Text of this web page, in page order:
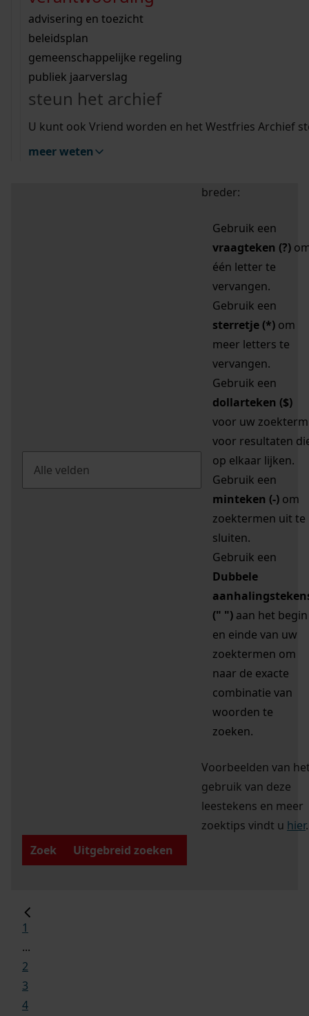
bouwvergunningen
omgevingsvergunningen
vergunningen
beeld en geluid
uitleg nodig?
Wij helpen u op weg met een aantal zoektips.
bekijk alle zoektips
Wij helpen u op weg met een aantal zoektips.
bekijk alle zoektips
bekijk ons geschiedenislokaal
advisering en toezicht
beleidsplan
gemeenschappelijke regeling
publiek jaarverslag
steun het archief
U kunt ook Vriend worden en het Westfries Archief
meer weten
zoektips
Mijn Studiezaal (inloggen)
uw zoekopdracht te
breder:
Gebruik een
vraagteken (?)
één letter te
vervangen.
Gebruik een
sterretje (*) om
meer letters te
vervangen.
Gebruik een
dollarteken ($)
voor uw zoekterm
voor resultaten
op elkaar lijken.
Gebruik een
minteken (-) om
zoektermen uit te
sluiten.
Gebruik een
Dubbele
(" ") aan het begin
en einde van uw
zoektermen om
naar de exacte
combinatie van
woorden te
zoeken.
Voorbeelden van
gebruik van deze
leestekens en meer
zoektips vindt u hier.
Zoek
Uitgebreid zoeken
1
...
2
3
4